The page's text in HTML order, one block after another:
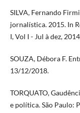
SILVA, Fernando
jornalística. 2015. In
I, Vol I - Jul à dez,
SOUZA, Débora F.
13/12/2018.
TORQUATO,
e política. São Paulo: